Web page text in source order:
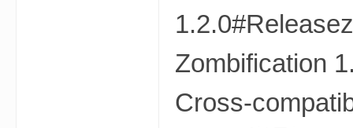
Zombification
Cross-